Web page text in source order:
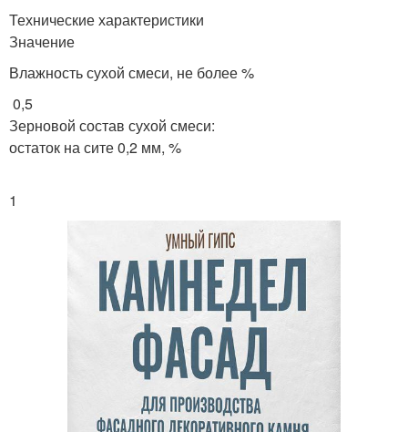
Технические характеристики
Значение
Влажность сухой смеси, не более %
0,5
Зерновой состав сухой смеси:
остаток на сите 0,2 мм, %
1